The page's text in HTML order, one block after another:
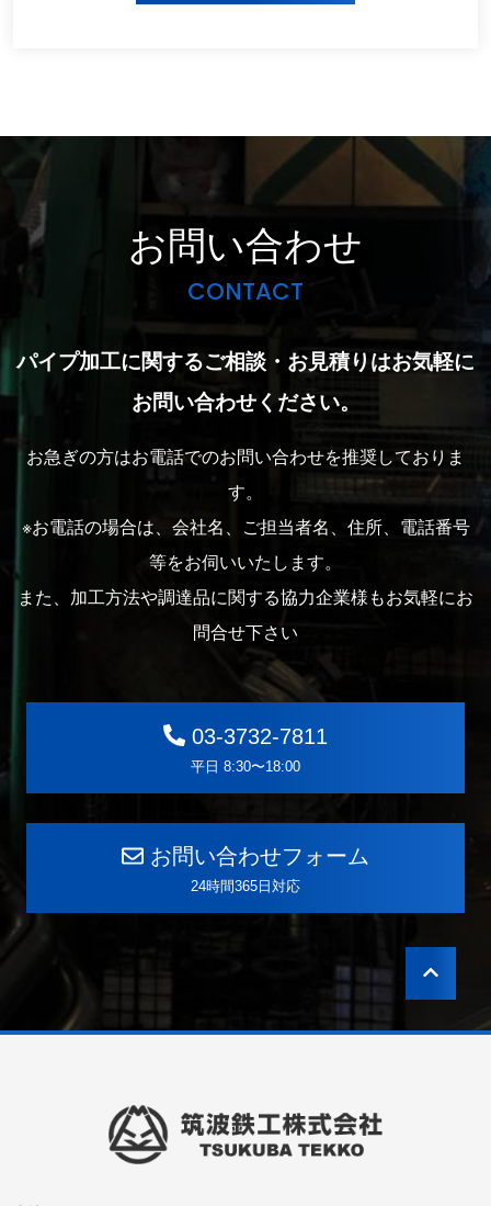
お問い合わせ
CONTACT
パイプ加工に関するご相談・お見積りはお気軽に
お問い合わせください。
お急ぎの方はお電話でのお問い合わせを推奨しておりま
す。
※お電話の場合は、会社名、ご担当者名、住所、電話番号
等をお伺いいたします。
また、加工方法や調達品に関する協力企業様もお気軽にお
問合せ下さい
03-3732-7811
平日 8:30〜18:00
お問い合わせフォーム
24時間365日対応